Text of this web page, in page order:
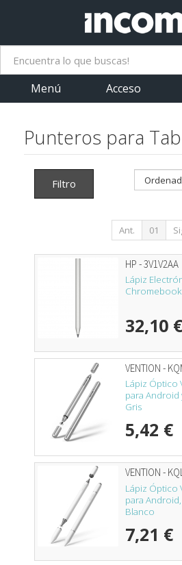
Menú Acceso
Punteros para
Filtro
Ant. 01
HP - 3V1V2AA
Lápiz
32,10 €
VENTION -
Lápiz Óptico
para Android
Gris
5,42 €
VENTION -
Lápiz Óptico
para
Blanco
7,21 €